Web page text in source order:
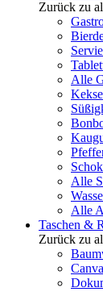
Zurück zu
Alle
Kekse
Alle
Alle
Taschen &
Zurück zu